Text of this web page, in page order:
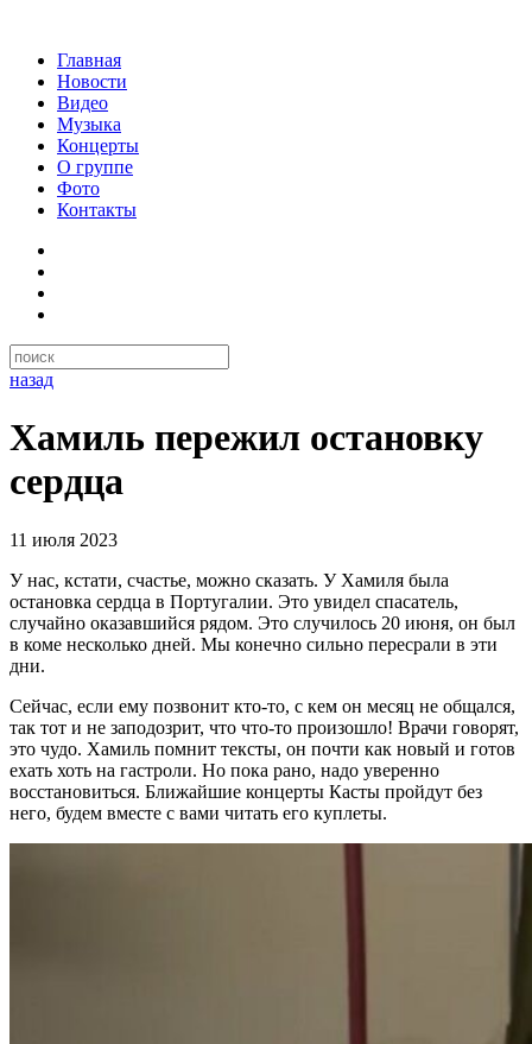
Главная
Новости
Видео
Музыка
Концерты
О группе
Фото
Контакты
назад
Хамиль пережил остановку
сердца
11 июля 2023
У нас, кстати, счастье, можно сказать. У Хамиля была
остановка сердца в Португалии. Это увидел спасатель,
случайно оказавшийся рядом. Это случилось 20 июня, он был
в коме несколько дней. Мы конечно сильно пересрали в эти
дни.
Сейчас, если ему позвонит кто-то, с кем он месяц не общался,
так тот и не заподозрит, что что-то произошло! Врачи говорят,
это чудо. Хамиль помнит тексты, он почти как новый и готов
ехать хоть на гастроли. Но пока рано, надо уверенно
восстановиться. Ближайшие концерты Касты пройдут без
него, будем вместе с вами читать его куплеты.